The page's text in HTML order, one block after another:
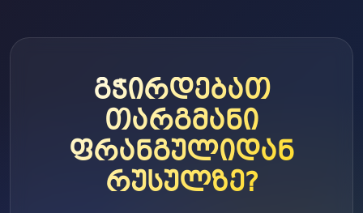
გჭირდებათ
თარგმანი
ფრანგულიდან
რუსულზე?